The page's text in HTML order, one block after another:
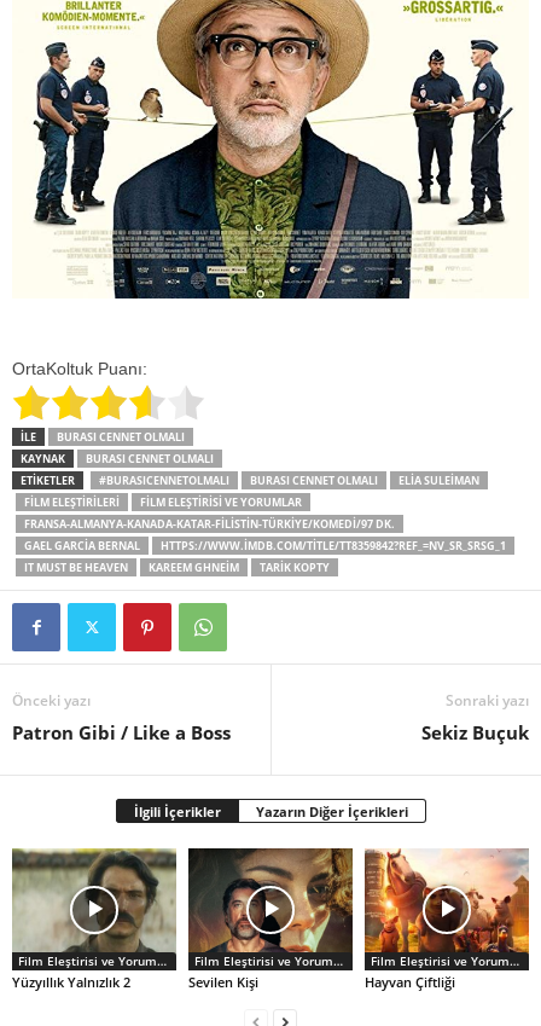
OrtaKoltuk Puanı:
İLE
BURASI CENNET OLMALI
KAYNAK
BURASI CENNET OLMALI
ETİKETLER
#BURASICENNETOLMALI BURASI CENNET OLMALI
ELIA SULEIMAN
FILM ELEŞTIRILERI
FILM ELEŞTIRISI VE YORUMLAR
FRANSA-ALMANYA-KANADA-KATAR-FILISTIN-TÜRKIYE/KOMEDI/97 DK.
GAEL GARCIA BERNAL
HTTPS://WWW.IMDB.COM/TITLE/TT8359842?REF_=NV_SR_SRSG_1
IT MUST BE HEAVEN
KAREEM GHNEIM TARIK KOPTY
Önceki yazı
Patron Gibi / Like a Boss
Sonraki yazı
Sekiz Buçuk
İlgili İçerikler Yazarın Diğer İçerikleri
Film Eleştirisi ve Yorumlar
Yüzyıllık Yalnızlık 2
Film Eleştirisi ve Yorumlar
Sevilen Kişi
Film Eleştirisi ve Yorumlar
Hayvan Çiftliği